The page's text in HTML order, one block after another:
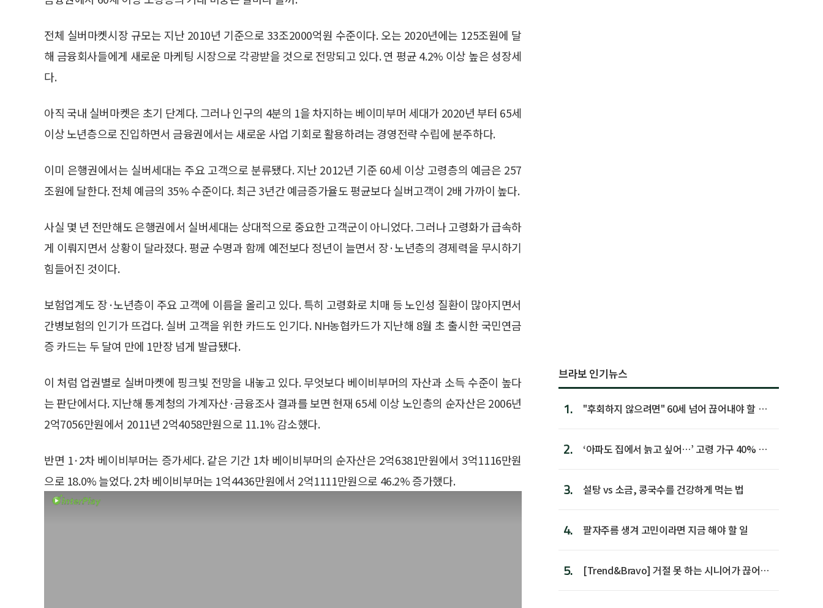
전체 실버마켓시장 규모는 지난 2010년 기준으로 33조2000억원 수준이다. 오는 2020년에는 125조원에 달
해 금융회사들에게 새로운 마케팅 시장으로 각광받을 것으로 전망되고 있다. 연 평균 4.2% 이상 높은 성장세
다.
아직 국내 실버마켓은 초기 단계다. 그러나 인구의 4분의 1을 차지하는 베이미부머 세대가 2020년 부터 65세
이상 노년층으로 진입하면서 금융권에서는 새로운 사업 기회로 활용하려는 경영전략 수립에 분주하다.
이미 은행권에서는 실버세대는 주요 고객으로 분류됐다. 지난 2012년 기준 60세 이상 고령층의 예금은 257
조원에 달한다. 전체 예금의 35% 수준이다. 최근 3년간 예금증가율도 평균보다 실버고객이 2배 가까이 높다.
사실 몇 년 전만해도 은행권에서 실버세대는 상대적으로 중요한 고객군이 아니었다. 그러나 고령화가 급속하
게 이뤄지면서 상황이 달라졌다. 평균 수명과 함께 예전보다 정년이 늘면서 장·노년층의 경제력을 무시하기
힘들어진 것이다.
보험업계도 장·노년층이 주요 고객에 이름을 올리고 있다. 특히 고령화로 치매 등 노인성 질환이 많아지면서
간병보험의 인기가 뜨겁다. 실버 고객을 위한 카드도 인기다. NH농협카드가 지난해 8월 초 출시한 국민연금
증 카드는 두 달여 만에 1만장 넘게 발급됐다.
이 처럼 업권별로 실버마켓에 핑크빛 전망을 내놓고 있다. 무엇보다 베이비부머의 자산과 소득 수준이 높다
는 판단에서다. 지난해 통계청의 가계자산·금융조사 결과를 보면 현재 65세 이상 노인층의 순자산은 2006년
2억7056만원에서 2011년 2억4058만원으로 11.1% 감소했다.
반면 1·2차 베이비부머는 증가세다. 같은 기간 1차 베이비부머의 순자산은 2억6381만원에서 3억1116만원
으로 18.0% 늘었다. 2차 베이비부머는 1억4436만원에서 2억1111만원으로 46.2% 증가했다.
브라보 인기뉴스
1.
"후회하지 않으려면" 60세 넘어 끊어내야 할 사
2.
‘아파도 집에서 늙고 싶어…’ 고령 가구 40% 노
3. 설탕 vs 소금, 콩국수를 건강하게 먹는 법
4. 팔자주름 생겨 고민이라면 지금 해야 할 일
5.
[Trend&Bravo] 거절 못 하는 시니어가 끊어야